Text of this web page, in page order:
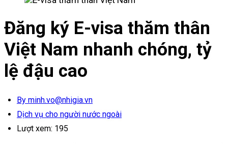
Đăng ký E-visa thăm thân
Việt Nam nhanh chóng, tỷ
lệ đậu cao
By minh.vo@nhigia.vn
Dịch vụ cho người nước ngoài
Lượt xem: 195